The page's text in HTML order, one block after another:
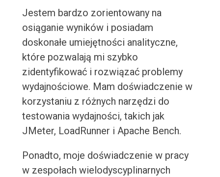
Jestem bardzo zorientowany na
osiąganie wyników i posiadam
doskonałe umiejętności analityczne,
które pozwalają mi szybko
zidentyfikować i rozwiązać problemy
wydajnościowe. Mam doświadczenie w
korzystaniu z różnych narzędzi do
testowania wydajności, takich jak
JMeter, LoadRunner i Apache Bench.
Ponadto, moje doświadczenie w pracy
w zespołach wielodyscyplinarnych